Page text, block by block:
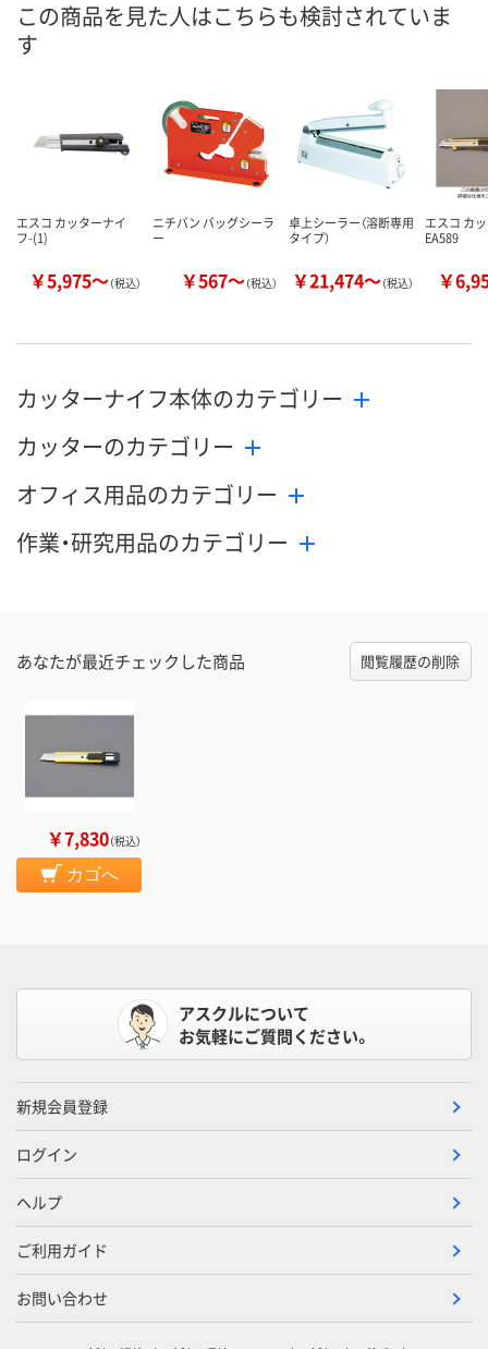
号
在庫
8月24日（月）
在庫切れです
（次回入荷日未定）
数量
カ
この商品を見た人はこちらも検討されていま
す
エスコ カッターナイ
フ-(1)
￥5,975～（税込）
ニチバン バッグシーラ
ー
￥567～（税込）
卓上シーラー（溶断専用
タイプ）
￥21,474～（税込）
エスコ カ
EA589
￥
カッターナイフ本体のカテゴリー
カッターのカテゴリー
オフィス用品のカテゴリー
作業・研究用品のカテゴリー
あなたが最近チェックした商品 閲覧履歴の削除
￥7,830（税込）
カゴへ
アスクルについて
お気軽にご質問ください。
新規会員登録
ログイン
ヘルプ
ご利用ガイド
お問い合わせ